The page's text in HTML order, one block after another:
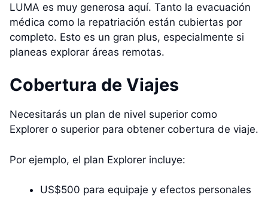
LUMA es muy generosa aquí. Tanto la evacuación
médica como la repatriación están cubiertas por
completo. Esto es un gran plus, especialmente si
planeas explorar áreas remotas.
Cobertura de Viajes
Necesitarás un plan de nivel superior como
Explorer o superior para obtener cobertura de viaje.
Por ejemplo, el plan Explorer incluye:
US$500 para equipaje y efectos personales